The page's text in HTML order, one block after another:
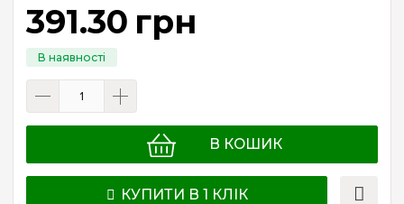
391.30 грн
В КОШИК
КУПИТИ В 1 КЛІК